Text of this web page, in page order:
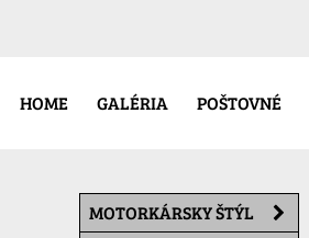
HOME GALÉRIA POŠTOVNÉ
MOTORKÁRSKY ŠTÝL